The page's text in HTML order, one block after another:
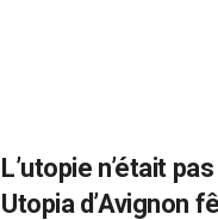
L’utopie n’était
Utopia d’Avignon